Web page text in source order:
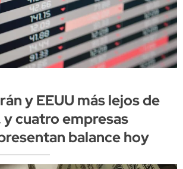
y EEUU más lejos de
y cuatro empresas
balance hoy